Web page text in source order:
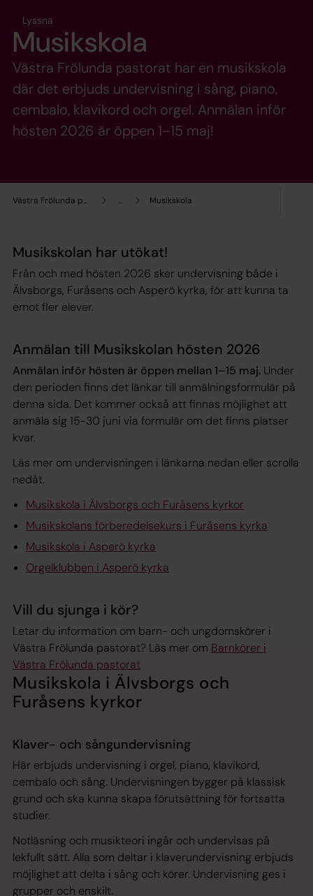
Västra Frölunda pastorat ... Musikskola
Lyssna
Musikskola
Västra Frölunda pastorat har en musikskola
där det erbjuds undervisning i sång, piano,
cembalo, klavikord och orgel. Anmälan inför
hösten 2026 är öppen 1–15 maj!
Musikskolan har utökat!
Från och med hösten 2026 sker undervisning både i
Älvsborgs, Furåsens och Asperö kyrka, för att kunna ta
emot fler elever.
Anmälan till Musikskolan hösten 2026
Anmälan inför hösten är öppen mellan 1–15 maj. Under
den perioden finns det länkar till anmälningsformulär på
denna sida. Det kommer också att finnas möjlighet att
anmäla sig 15-30 juni via formulär om det finns platser
kvar.
Läs mer om undervisningen i länkarna nedan eller scrolla
nedåt.
Musikskola i Älvsborgs och Furåsens kyrkor
Musikskolans förberedelsekurs i Furåsens kyrka
Musikskola i Asperö kyrka
Orgelklubben i Asperö kyrka
Vill du sjunga i kör?
Letar du information om barn- och ungdomskörer i
Västra Frölunda pastorat? Läs mer om Barnkörer i
Västra Frölunda pastorat
Musikskola i Älvsborgs och
Furåsens kyrkor
Klaver- och sångundervisning
Här erbjuds undervisning i orgel, piano, klavikord,
cembalo och sång. Undervisningen bygger på klassisk
grund och ska kunna skapa förutsättning för fortsatta
studier.
Notläsning och musikteori ingår och undervisas på
lekfullt sätt. Alla som deltar i klaverundervisning erbjuds
möjlighet att delta i sång och körer. Undervisning ges i
grupper och enskilt.